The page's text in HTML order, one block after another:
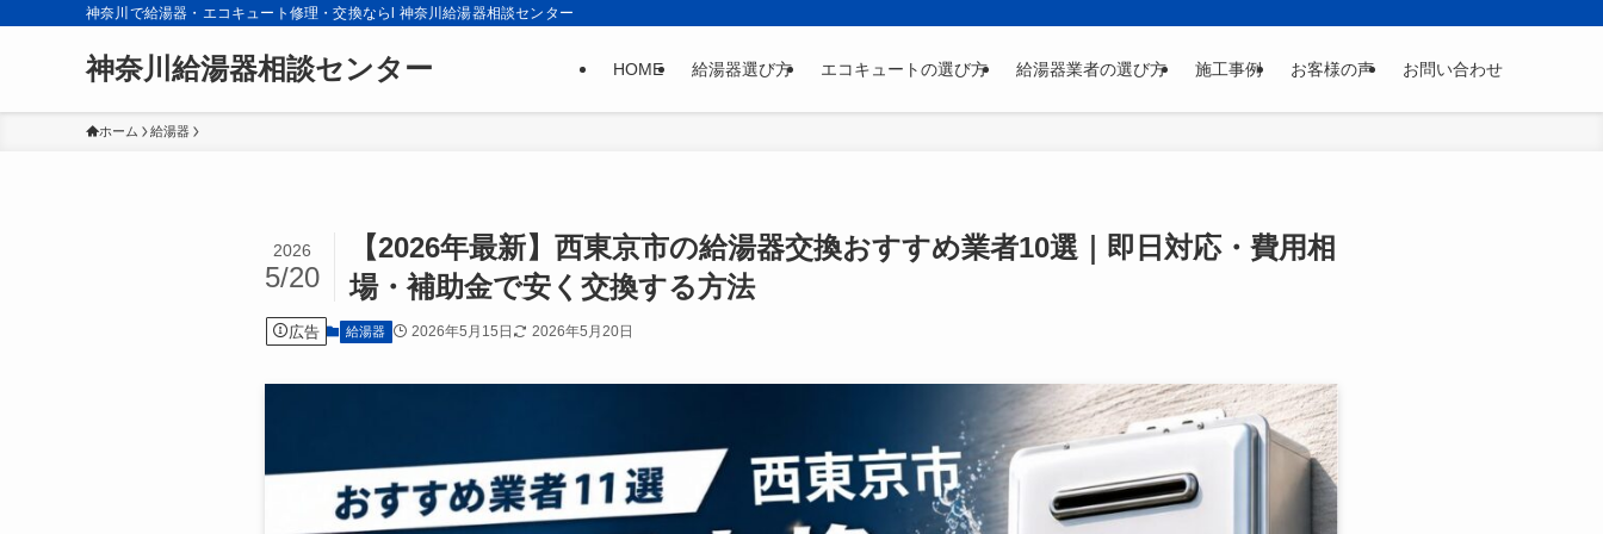
神奈川で給湯器・エコキュート修理・交換ならl 神奈川給湯器相談センター
神奈川給湯器相談センター HOME 給湯器選び方 エコキュートの選び方 給湯器業者の選び方 施工事例 お客様の声 お問い合わせ
ホーム 給湯器
【2026年最新】西東京市の給湯器交換おすすめ業者10選｜即日対応・費用相
場・補助金で安く交換する方法
2026
5/20
広告 給湯器 2026年5月15日 2026年5月20日